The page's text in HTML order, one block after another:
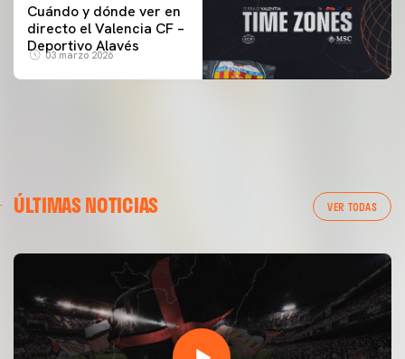
Cuándo y dónde ver en
directo el Valencia CF –
Deportivo Alavés
03 marzo 2026
ÚLTIMAS NOTICIAS VER TODAS